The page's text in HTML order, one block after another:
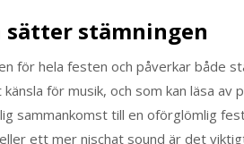
stämningen
för hela festen och påverkar både
för musik, och som kan läsa av
sammankomst till en oförglömlig
ett mer nischat sound är det